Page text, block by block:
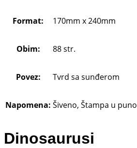
Format: 170mm x 240mm
Obim: 88 str.
Povez: Tvrd sa sunđerom
Napomena: Šiveno, Štampa u
Dinosaurusi